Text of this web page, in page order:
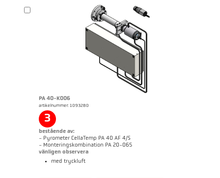
PA 40-K006
artikelnummer: 1093280
3
bestående av:
- Pyrometer CellaTemp PA 40 AF 4/S
- Monteringskombination PA 20-065
vänligen observera
med tryckluft
broschyr CellaTemp PA